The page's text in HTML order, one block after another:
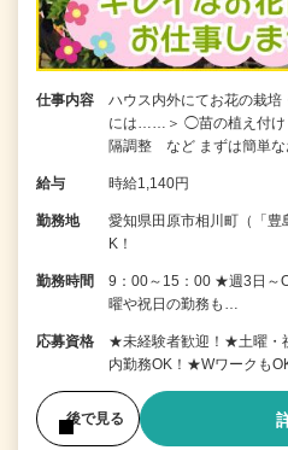
仕事内容
ハウス内外にてお花の栽培
には……＞ ◯苗の植え付け
隔調整 など まずは簡単
給与 時給1,140円
勤務地
愛知県田原市相川町（「
K！
勤務時間
9：00～15：00 ★週3日～
曜や祝日の勤務も…
応募資格
★未経験者歓迎！★土曜・
内勤務OK！★Wワークも
後で見る